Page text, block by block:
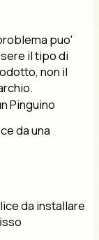
puo'
il tipo di
non il
Pinguino
da una
da installare